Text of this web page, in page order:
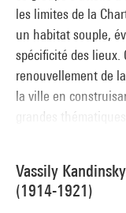
Adalberto Libera,
(commissaire de
Salle 24
Le réalisme
parti
Camille Morando,
Aurélien Bernard)
Salle 25
Internationale
les limites de la
un habitat souple,
spécificité des lieux.
renouvellement de
la ville en
grandes
infrastructures, de
paysage
Vassily
(1914-1921)